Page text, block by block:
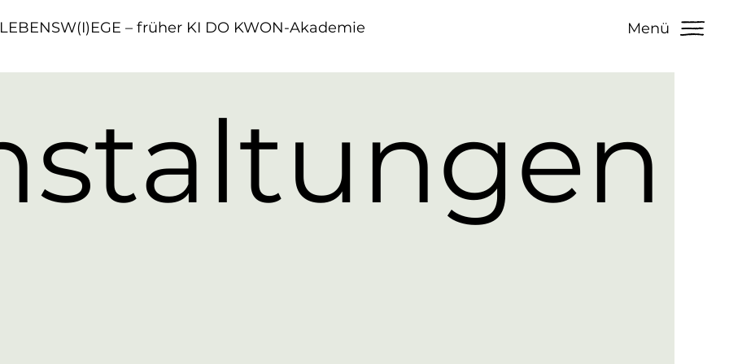
LEBENSW(I)EGE – früher KI DO KWON-Akademie Menü